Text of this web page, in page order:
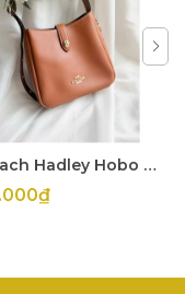
Túi Coach Hadley Hobo Mini